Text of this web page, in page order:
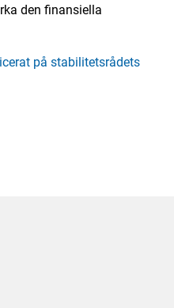
den finansiella
på stabilitetsrådets